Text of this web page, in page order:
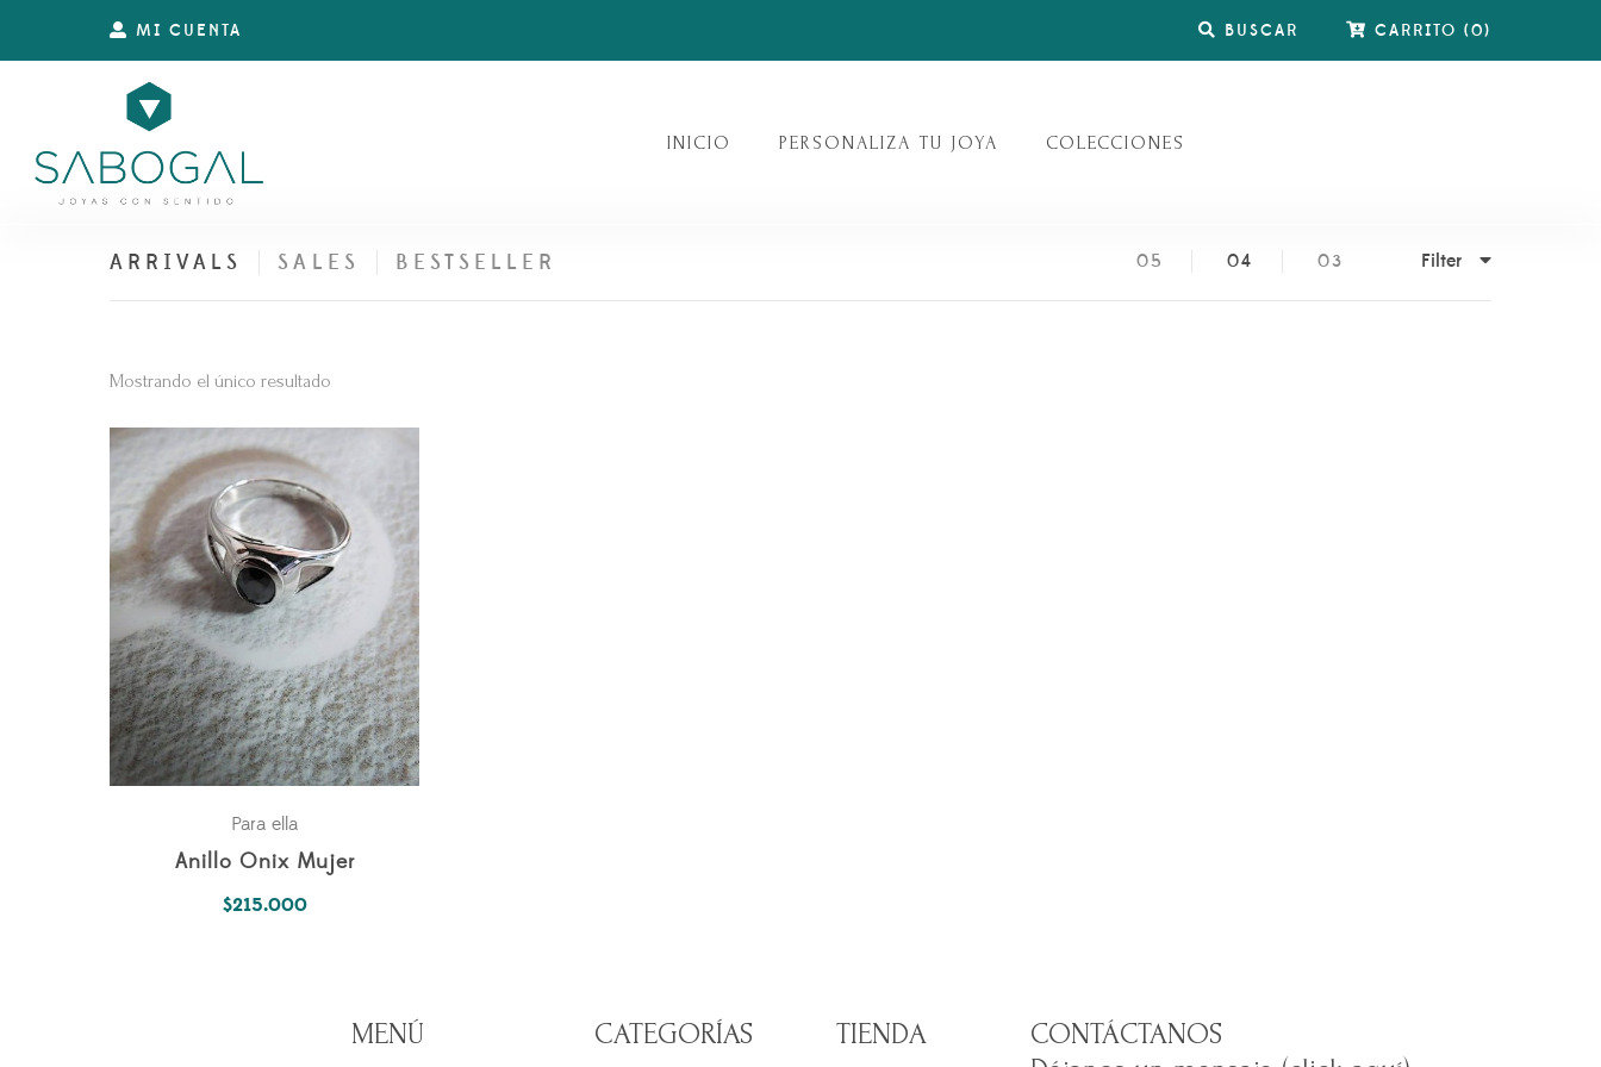
MI CUENTA BUSCAR CARRITO (0)
INICIO PERSONALIZA TU JOYA COLECCIONES
ARRIVALS SALES BESTSELLER 05 04 03 Filter
Mostrando el único resultado
Para ella
Anillo Onix Mujer
$215.000
MENÚ CATEGORÍAS TIENDA
CONTÁCTANOS